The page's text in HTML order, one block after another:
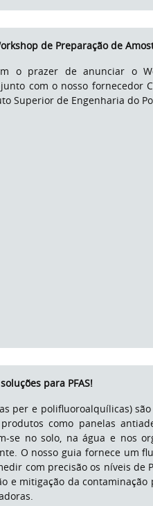
de Preparação de
o prazer de anunciar o
com o nosso fornecedor
Superior de Engenharia do
para PFAS!
per e polifluoroalquílicas)
como panelas
se no solo, na água e nos
O nosso guia fornece um
com precisão os níveis de
e mitigação da contaminação